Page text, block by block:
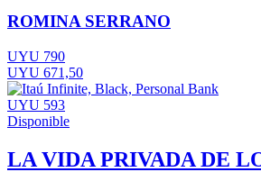
ROMINA SERRANO
UYU 790
UYU 671,50
UYU 593
Disponible
LA VIDA PRIVADA DE